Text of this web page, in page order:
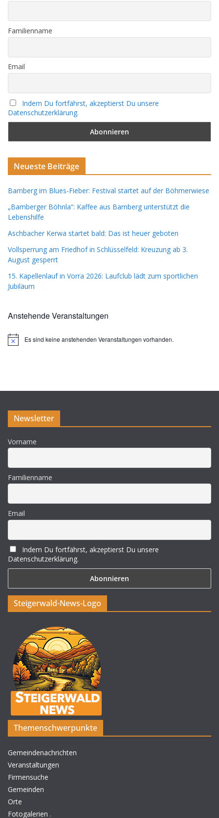
Familienname
Email
Indem Du fortfährst, akzeptierst Du unsere
Datenschutzerklärung.
Neueste Beiträge
Bamberg im Blues-Fieber: Festival startet auf der Böhmerwiese
„Bamberger Böhnla“: Kaffee aus Bamberg unterstützt die
Lebenshilfe
Aschbacher Kerwa startet bald: Das ist heuer geboten
Vollsperrung am Friedhof in Schlüsselfeld: Kreuzung ab 3.
August gesperrt
15. Kapellenlauf in Vorra 2026: Laufclub lädt zum sportlichen
Jubiläum
Anstehende Veranstaltungen
H
s
Es sind keine anstehenden Veranstaltungen vorhanden.
Newsletter
Vorname
Familienname
Email
Indem Du fortfährst, akzeptierst Du unsere
Datenschutzerklärung.
Steigerwald-News-Logo
Themenschwerpunkte
Gemeindenachrichten
Veranstaltungen
Firmensuche
Gemeinden
Orte
Fotogalerien .